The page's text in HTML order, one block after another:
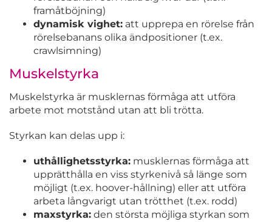
framåtböjning)
dynamisk vighet: att upprepa en rörelse från
rörelsebanans olika ändpositioner (t.ex.
crawlsimning)
Muskelstyrka
Muskelstyrka är musklernas förmåga att utföra
arbete mot motstånd utan att bli trötta.
Styrkan kan delas upp i:
uthållighetsstyrka: musklernas förmåga att
upprätthålla en viss styrkenivå så länge som
möjligt (t.ex. hoover-hållning) eller att utföra
arbeta långvarigt utan trötthet (t.ex. rodd)
maxstyrka: den största möjliga styrkan som